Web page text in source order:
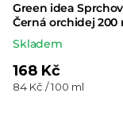
Green idea
Černá orchidej 200
Skladem
168 Kč
Měrná
84 Kč / 100 ml